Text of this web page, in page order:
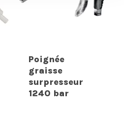
Poignée
graisse
surpresseur
1240 bar